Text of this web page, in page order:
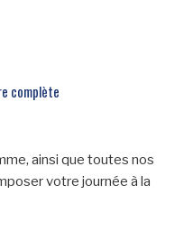
complète
ainsi que toutes nos
votre journée à la